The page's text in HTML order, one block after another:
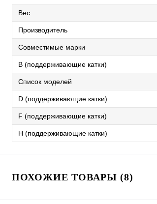
Вес
Производитель
Совместимые марки
B (поддерживающие катки)
Список моделей
D (поддерживающие катки)
F (поддерживающие катки)
H (поддерживающие катки)
ПОХОЖИЕ ТОВАРЫ (8)